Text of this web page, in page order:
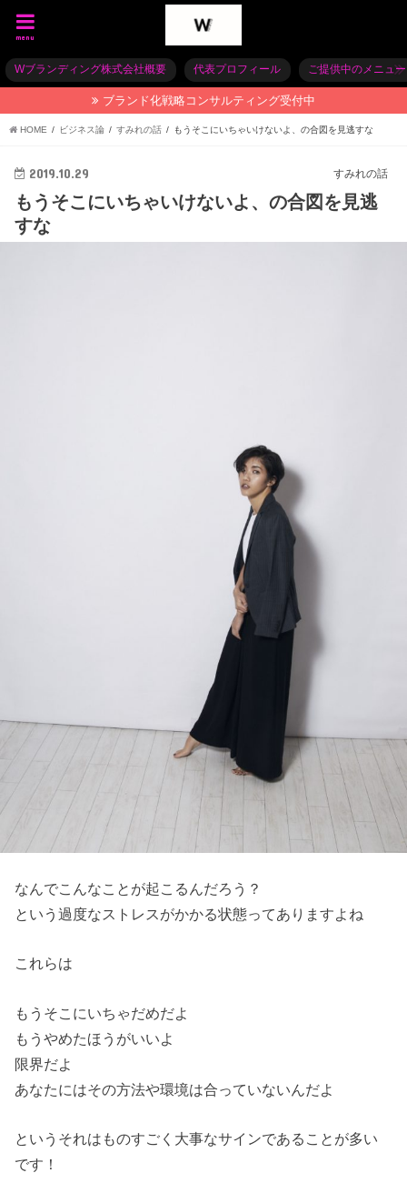
menu
Wブランディング株式会社概要 代表プロフィール ご提供中のメニュー
ブランド化戦略コンサルティング受付中
HOME ビジネス論 すみれの話 もうそこにいちゃいけないよ、の合図を見逃すな
すみれの話
2019.10.29
もうそこにいちゃいけないよ、の合図を見逃
すな
なんでこんなことが起こるんだろう？
という過度なストレスがかかる状態ってありますよね
これらは
もうそこにいちゃだめだよ
もうやめたほうがいいよ
限界だよ
あなたにはその方法や環境は合っていないんだよ
というそれはものすごく大事なサインであることが多い
です！